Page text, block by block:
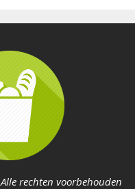
Alle rechten voorbehouden